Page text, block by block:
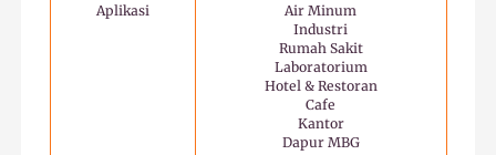
Aplikasi
Air Minum
Industri
Rumah Sakit
Laboratorium
Hotel & Restoran
Cafe
Kantor
Dapur MBG